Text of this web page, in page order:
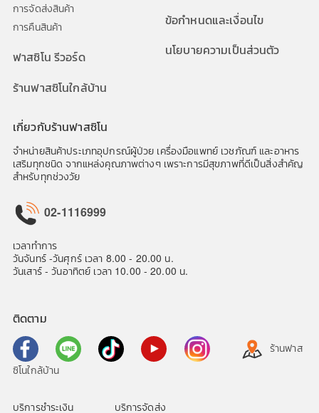
การจัดส่งสินค้า
การคืนสินค้า
ฟาสซิโน รีวอร์ด
ร้านฟาสซิโนใกล้บ้าน
ข้อกำหนดและเงื่อนไข
นโยบายความเป็นส่วนตัว
เกี่ยวกับร้านฟาสซิโน
จำหน่ายสินค้าประเภทอุปกรณ์ผู้ป่วย เครื่องมือแพทย์ เวชภัณฑ์ และอาหาร
เสริมทุกชนิด จากแหล่งคุณภาพต่างๆ เพราะการมีสุขภาพที่ดีเป็นสิ่งสำคัญ
สำหรับทุกช่วงวัย
02-1116999
เวลาทำการ
วันจันทร์ -วันศุกร์ เวลา 8.00 - 20.00 น.
วันเสาร์ - วันอาทิตย์ เวลา 10.00 - 20.00 น.
ติดตาม
ร้านฟาส
ซิโนใกล้บ้าน
บริการชำระเงิน บริการจัดส่ง